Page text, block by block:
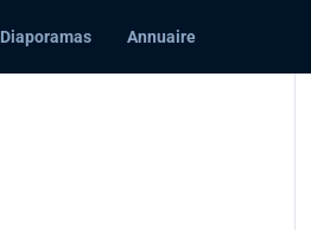
Diaporamas Annuaire